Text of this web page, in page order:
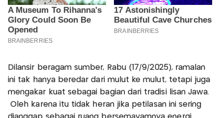
Dilansir beragam sumber, Rabu (17/9/2025), ramalan
ini tak hanya beredar dari mulut ke mulut, tetapi juga
mengakar kuat sebagai bagian dari tradisi lisan Jawa.
Oleh karena itu tidak heran jika petilasan ini sering